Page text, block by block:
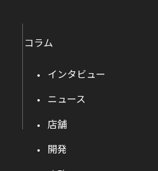
コラム
インタビュー
ニュース
店舗
開発